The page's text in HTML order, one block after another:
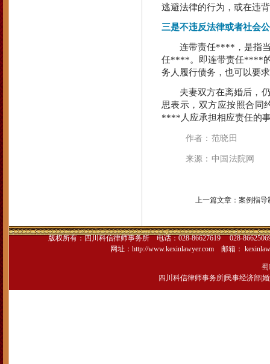
逃避法律的行为，或在违
三是不违反法律或者社会
连带责任****，是指当
任****。即连带责任****的
务人履行债务，也可以
夫妻双方在离婚后，仍
思表示，双方应按照合同
****人应承担相应责任的
作者：范晓田
来源： 中国法院网
上一篇文章： 案例指导
版权所有：四川科信律师事务所电话：028-86627619 028-
网址： http://www.kexinlawyer.com邮箱：
蜀
四川科信律师事务所 民事经济部